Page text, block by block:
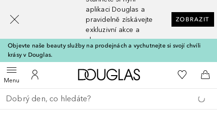
aplikaci Douglas a
pravidelně získávejte
exkluzivní akce a
slevy
ZOBRAZIT
Objevte naše beauty služby na prodejnách a vychutnejte si svojí chvíli
krásy v Douglas.
MenuOtevřít menuK mému účtu
Domů K mému
Do
Vraťte se
Proveďte vyhledávání
[navigation.slideout.screenreader]